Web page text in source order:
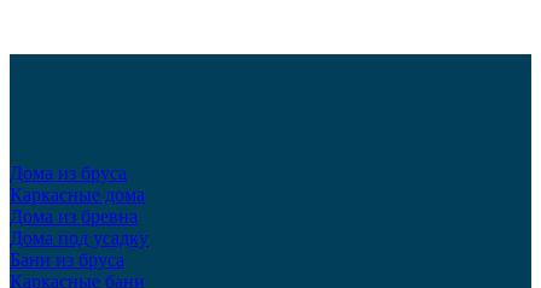
Дома из бруса
Каркасные дома
Дома из бревна
Дома под усадку
Бани из бруса
Каркасные бани